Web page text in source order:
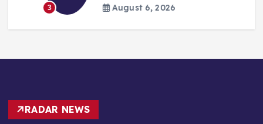
August 6, 2026
RADAR NEWS